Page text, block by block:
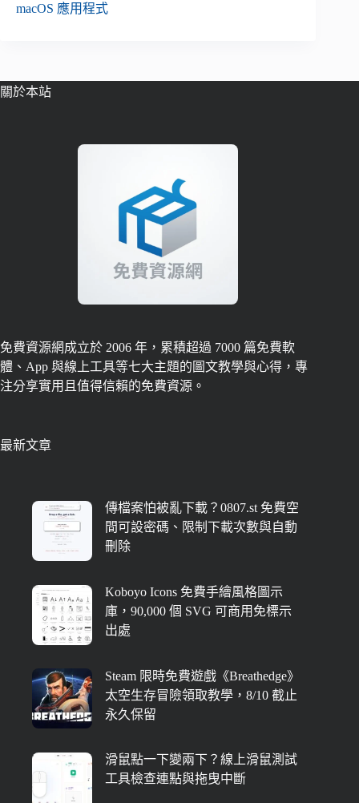
macOS 應用程式
關於本站
免費資源網成立於 2006 年，累積超過 7000 篇免費軟
體、App 與線上工具等七大主題的圖文教學與心得，專
注分享實用且值得信賴的免費資源。
最新文章
傳檔案怕被亂下載？0807.st 免費空
間可設密碼、限制下載次數與自動
刪除
Koboyo Icons 免費手繪風格圖示
庫，90,000 個 SVG 可商用免標示
出處
Steam 限時免費遊戲《Breathedge》
太空生存冒險領取教學，8/10 截止
永久保留
滑鼠點一下變兩下？線上滑鼠測試
工具檢查連點與拖曳中斷